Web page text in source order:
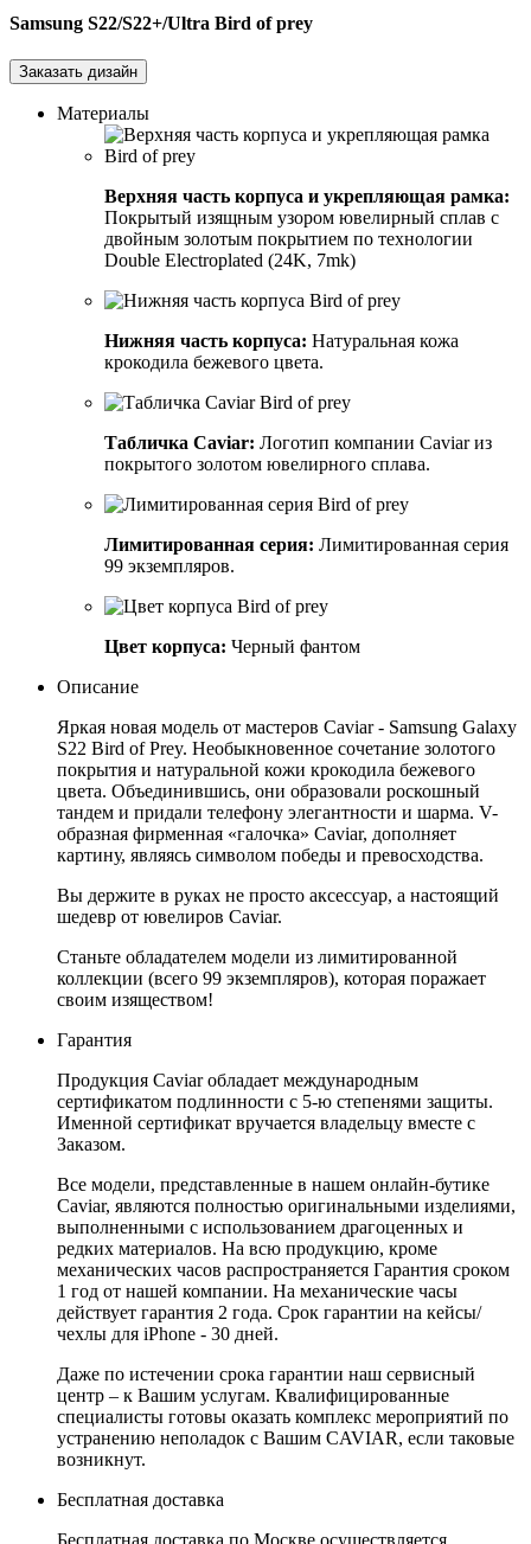
Samsung S22/S22+/Ultra Bird of prey
Заказать дизайн
Материалы
Верхняя часть корпуса и укрепляющая рамка:
Покрытый изящным узором ювелирный сплав с
двойным золотым покрытием по технологии
Double Electroplated (24K, 7mk)
Нижняя часть корпуса: Натуральная кожа
крокодила бежевого цвета.
Табличка Caviar: Логотип компании Caviar из
покрытого золотом ювелирного сплава.
Лимитированная серия: Лимитированная серия
99 экземпляров.
Цвет корпуса: Черный фантом
Описание
Яркая новая модель от мастеров Caviar - Samsung Galaxy
S22 Bird of Prey. Необыкновенное сочетание золотого
покрытия и натуральной кожи крокодила бежевого
цвета. Объединившись, они образовали роскошный
тандем и придали телефону элегантности и шарма. V-
образная фирменная «галочка» Caviar, дополняет
картину, являясь символом победы и превосходства.
Вы держите в руках не просто аксессуар, а настоящий
шедевр от ювелиров Caviar.
Станьте обладателем модели из лимитированной
коллекции (всего 99 экземпляров), которая поражает
своим изяществом!
Гарантия
Продукция Caviar обладает международным
сертификатом подлинности с 5-ю степенями защиты.
Именной сертификат вручается владельцу вместе с
Заказом.
Все модели, представленные в нашем онлайн-бутике
Caviar, являются полностью оригинальными изделиями,
выполненными с использованием драгоценных и
редких материалов. На всю продукцию, кроме
механических часов распространяется Гарантия сроком
1 год от нашей компании. На механические часы
действует гарантия 2 года. Срок гарантии на кейсы/
чехлы для iPhone - 30 дней.
Даже по истечении срока гарантии наш сервисный
центр – к Вашим услугам. Квалифицированные
специалисты готовы оказать комплекс мероприятий по
устранению неполадок с Вашим CAVIAR, если таковые
возникнут.
Бесплатная доставка
Бесплатная доставка по Москве осуществляется